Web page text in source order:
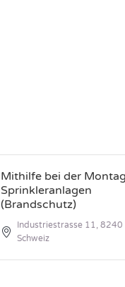
Mithilfe bei der
Sprinkleranlagen
(Brandschutz)
Industriestrasse 11, 8240
Schweiz